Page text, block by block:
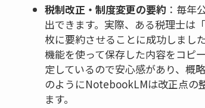
税制改正・制度変更の要約 ：毎年
出できます。実際、ある税理士は
枚に要約させることに成功しまし
機能を使って保存した内容をコピ
定しているので安心感があり、概
のようにNotebookLMは改正点の
ます。